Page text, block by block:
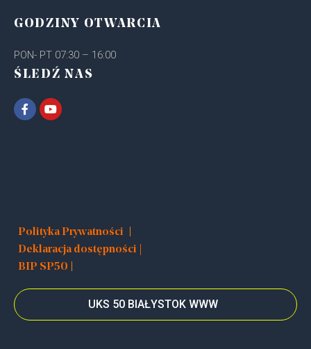
GODZINY OTWARCIA
PON- PT 07:30 – 16:00
ŚLEDŹ NAS
Polityka Prywatności |
Deklaracja dostępności |
BIP SP50 |
UKS 50 BIAŁYSTOK WWW